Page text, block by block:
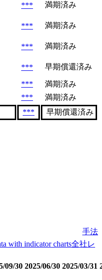
***
満期済み
***
満期済み
***
満期済み
*** 早期償還済み
***
満期済み
***
満期済み
*** 早期償還済み
手法
with indicator charts全社レ
09/30 2025/06/30 2025/03/31